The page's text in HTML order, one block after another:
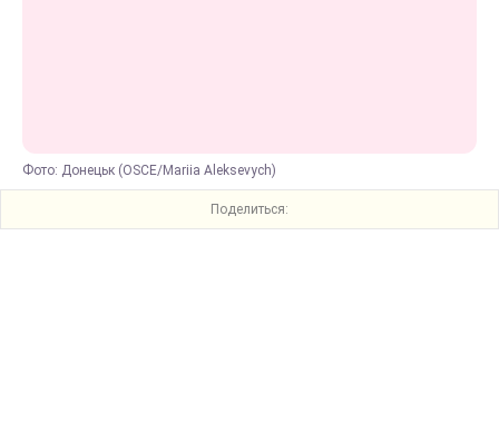
Фото: Донецьк (OSCE/Mariia Aleksevych)
Поделиться: